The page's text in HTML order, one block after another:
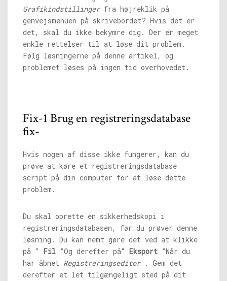
Grafikindstillingerfra højreklik på
genvejsmenuen på skrivebordet? Hvis det er
det, skal du ikke bekymre dig. Der er meget
enkle rettelser til at løse dit problem.
Følg løsningerne på denne artikel, og
problemet løses på ingen tid overhovedet.
Fix-1 Brug en registreringsdatabase
fix-
Hvis nogen af ​​disse ikke fungerer, kan du
prøve at køre et registreringsdatabase
script på din computer for at løse dette
problem.
Du skal oprette en sikkerhedskopi i
registreringsdatabasen, før du prøver denne
løsning. Du kan nemt gøre det ved at klikke
på “ Fil ”Og derefter på“ Eksport ”Når du
har åbnet Registreringseditor. Gem det
derefter et let tilgængeligt sted på dit